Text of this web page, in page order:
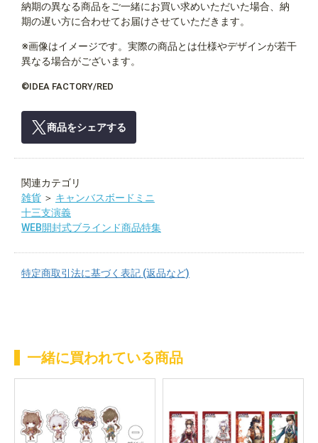
納期の異なる商品をご一緒にお買い求めいただいた場合、納
期の遅い方に合わせてお届けさせていただきます。
※画像はイメージです。実際の商品とは仕様やデザインが若干
異なる場合がございます。
©IDEA FACTORY/RED
商品をシェアする
関連カテゴリ
雑貨 ＞ キャンバスボードミニ
十三支演義
WEB開封式ブラインド商品特集
特定商取引法に基づく表記 (返品など)
一緒に買われている商品